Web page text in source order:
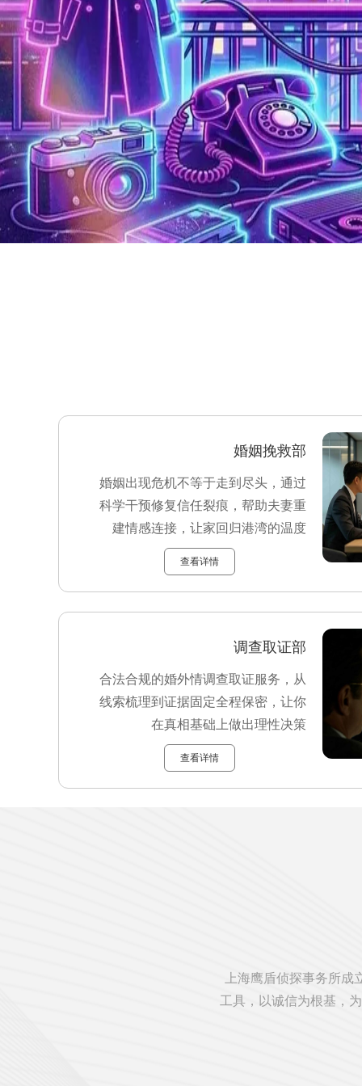
婚姻挽救部
婚姻出现危机不等于走到尽头，通过
科学干预修复信任裂痕，帮助夫妻重
建情感连接，让家回归港湾的温度
查看详情
调查取证部
合法合规的婚外情调查取证服务，从
线索梳理到证据固定全程保密，让你
在真相基础上做出理性决策
查看详情
上海鹰盾侦探事务所成
工具，以诚信为根基，